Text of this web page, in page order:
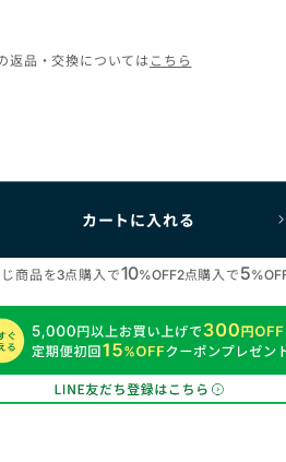
品・交換については こちら
カートに入れる
商品を3点購入で10%OFF2点購入で5